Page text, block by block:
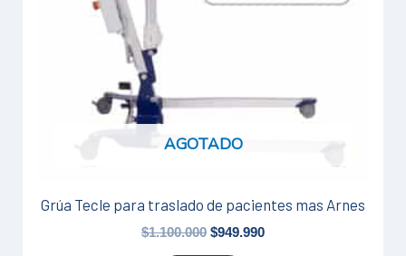
AGOTADO
Grúa Tecle para traslado de pacientes mas Arnes
$1.100.000 $949.990